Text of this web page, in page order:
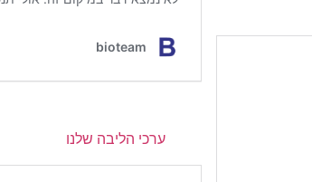
ערכי הליבה שלנו